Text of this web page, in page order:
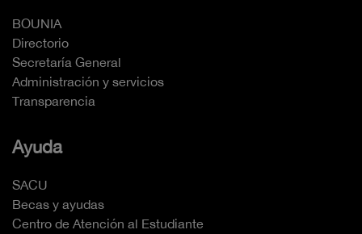
BOUNIA
Directorio
Secretaría General
Administración y servicios
Transparencia
Ayuda
SACU
Becas y ayudas
Centro de Atención al Estudiante